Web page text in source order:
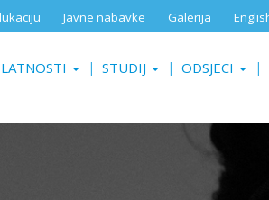
Javne nabavke Galerija
STUDIJ ODSJECI